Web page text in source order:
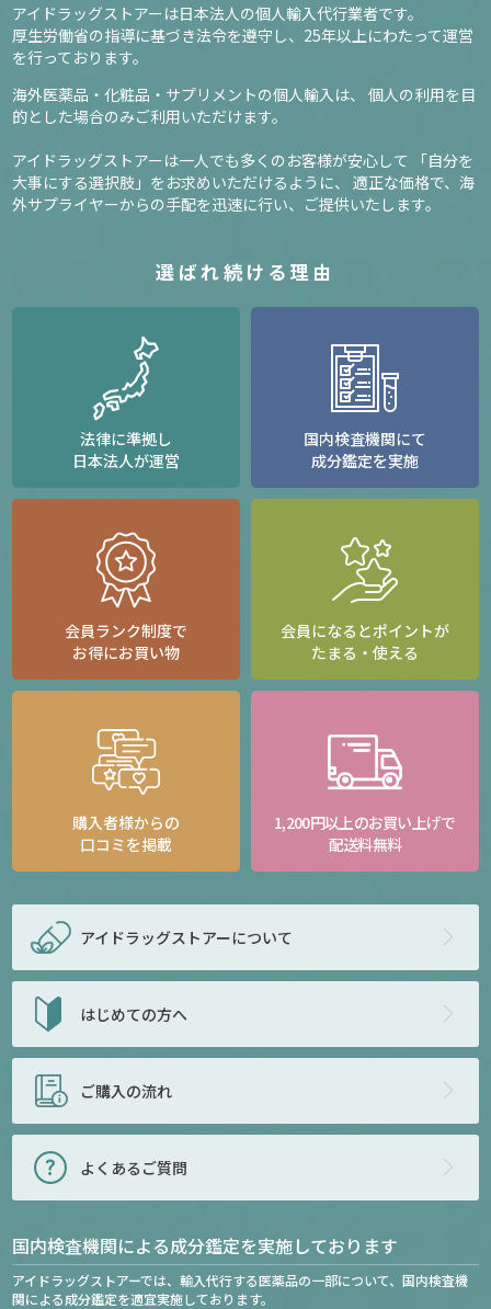
アイドラッグストアーは日本法人の個人輸入代行業者です。
厚生労働省の指導に基づき法令を遵守し、 25年以上にわたって運営
を行っております。
海外医薬品・化粧品・サプリメントの個人輸入は、
個人の利用を目
的とした場合のみご利用いただけます。
アイドラッグストアーは一人でも多くのお客様が安心して
「自分を
大事にする選択肢」をお求めいただけるように、
適正な価格で、海
外サプライヤーからの手配を迅速に行い、ご提供いたします。
選ばれ続ける理由
法律に準拠し
日本法人が運営
国内検査機関にて
成分鑑定を実施
会員ランク制度で
お得にお買い物
会員になるとポイントが
たまる・使える
購入者様からの
口コミを掲載
1,200円以上のお買い上げで
配送料無料
アイドラッグストアーについて
はじめての方へ
ご購入の流れ
よくあるご質問
国内検査機関による成分鑑定を実施しております
アイドラッグストアーでは、輸入代行する医薬品の一部について、国内検査機
関による成分鑑定を適宜実施しております。